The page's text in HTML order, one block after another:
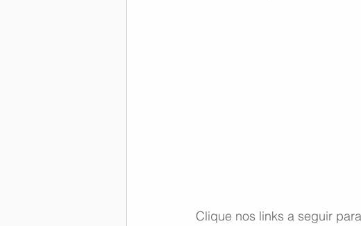
Clique nos links a seguir